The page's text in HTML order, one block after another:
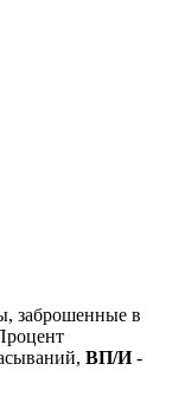
заброшенные в
ВП/И-